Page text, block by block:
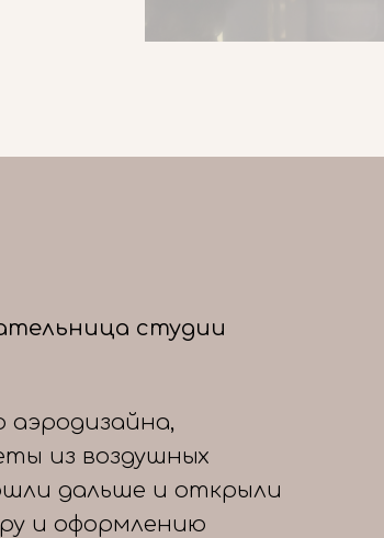
студии
аэродизайна,
из воздушных
дальше и открыли
и оформлению